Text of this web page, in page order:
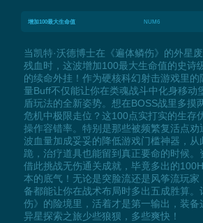
增加100最大生命值 NUM6
当凯特·沃德博士在《遍体鳞伤》的外星
残血时，这波增加100最大生命值的史诗
的续命外挂！作为硬核科幻射击游戏里的
量Buff不仅能让你在类魂战斗中化身移动
盾玩法的全新姿势。想在BOSS战里多摸
危机中极限走位？这100点实打实的生存
操作容错率。特别是那些被频繁复活点劝
波血量加成妥妥的降低游戏门槛神器，从
跪，治疗道具也能留到真正要命的时候
借此挑战无伤通关成就，毕竟多出的
本的底气！无论是突脸流还是风筝流玩家
备都能让你在战术布局时多出五成胜算。
伤》的险境里，活着才是第一输出，装备
异星探索之旅少些狼狈，多些爽快！